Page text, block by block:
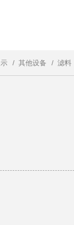
/ 其他设备 / 滤料